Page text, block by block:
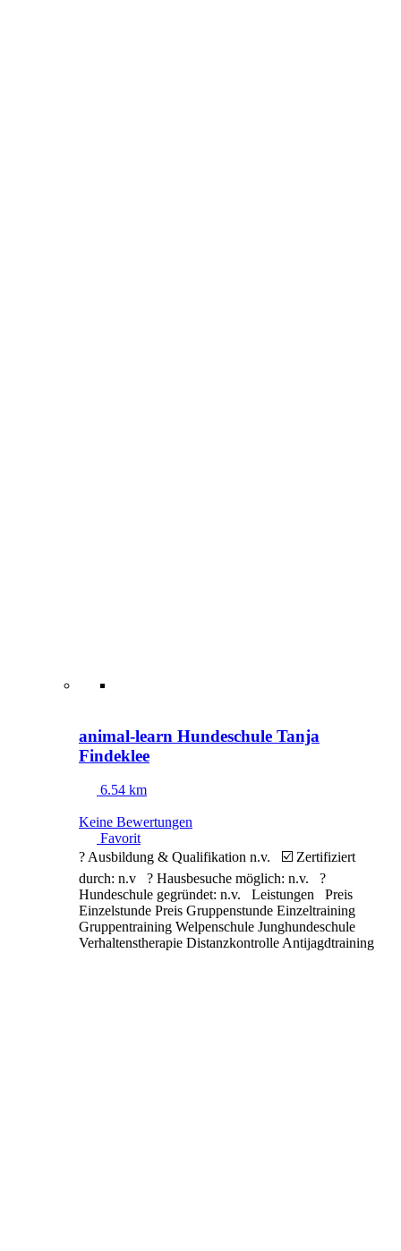
animal-learn Hundeschule Tanja
Findeklee
6.54 km
Keine Bewertungen
Favorit
? Ausbildung & Qualifikation n.v. ☑️ Zertifiziert
durch: n.v ? Hausbesuche möglich: n.v. ?
Hundeschule gegründet: n.v. Leistungen Preis
Einzelstunde Preis Gruppenstunde Einzeltraining
Gruppentraining Welpenschule Junghundeschule
Verhaltenstherapie Distanzkontrolle Antijagdtraining